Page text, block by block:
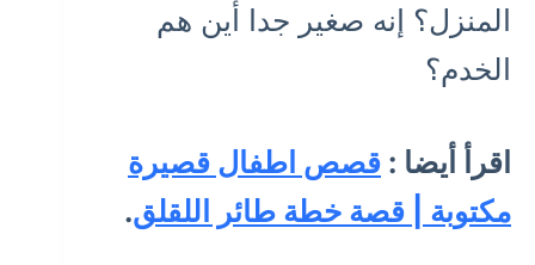
المنزل؟ إنه صغير جدا أين هم
الخدم؟
اقرأ أيضا : قصص اطفال قصيرة
مكتوبة | قصة خطة طائر اللقلق.